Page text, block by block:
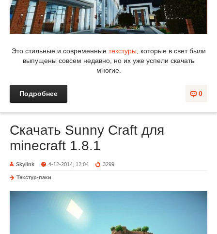
Это стильные и современные текстуры , которые в свет были
выпущены совсем недавно, но их уже успели скачать
многие.
0
Подробнее
Скачать Sunny Craft для
minecraft 1.8.1
Skylink 4-12-2014, 12:04 3299
Текстур-паки